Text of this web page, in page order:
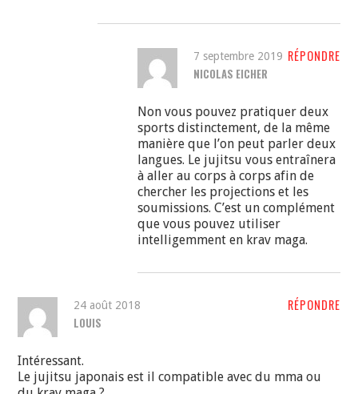
RÉPONDRE
7 septembre 2019
NICOLAS EICHER
Non vous pouvez pratiquer deux
sports distinctement, de la même
manière que l’on peut parler deux
langues. Le jujitsu vous entraînera
à aller au corps à corps afin de
chercher les projections et les
soumissions. C’est un complément
que vous pouvez utiliser
intelligemment en krav maga.
RÉPONDRE
24 août 2018
LOUIS
Intéressant.
Le jujitsu japonais est il compatible avec du mma ou